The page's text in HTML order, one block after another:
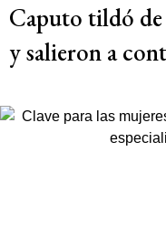
Caputo tildó
y salieron a